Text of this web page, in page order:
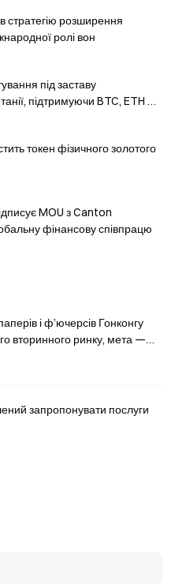
стратегію розширення
ролі вон
під заставу
підтримуючи BTC, ETH і
токен фізичного золотого
MOU з Canton
фінансову співпрацю
і ф’ючерсів Гонконгу
вторинного ринку, мета —
запропонувати послуги